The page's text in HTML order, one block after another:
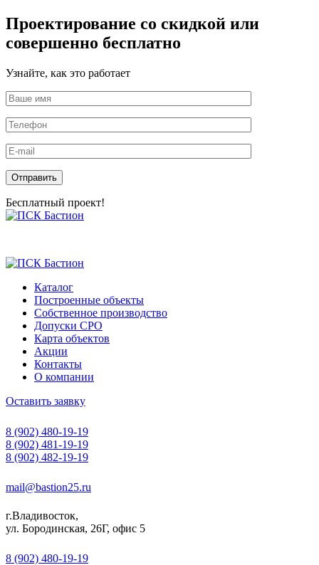
Проектирование со скидкой или
совершенно бесплатно
Узнайте, как это работает
Оставьте это поле пустым.
Бесплатный проект!
Skip
Каталог
Построенные объекты
Собственное производство
Допуски СРО
Карта объектов
Акции
Контакты
О компании
Оставить заявку
8 (902) 480-19-19
8 (902) 481-19-19
8 (902) 482-19-19
mail@bastion25.ru
г.Владивосток,
ул. Бородинская, 26Г, офис 5
8 (902) 480-19-19